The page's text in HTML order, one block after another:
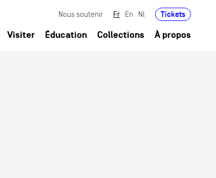
Nous soutenir Fr En Nl Tickets
Visiter Éducation Collections À propos